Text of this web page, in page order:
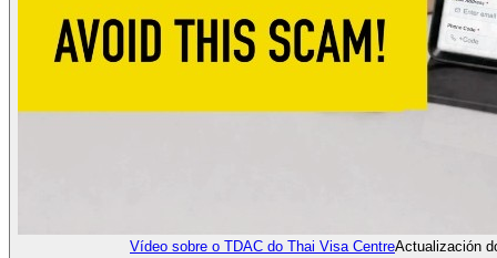
Vídeo sobre o TDAC do Thai Visa CentreActualización